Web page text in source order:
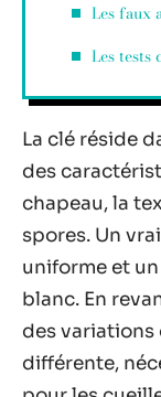
Les faux
Les tests
La clé réside
des
chapeau, la
spores. Un
uniforme et
blanc. En
des variations
différente,